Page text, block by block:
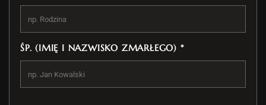
ŚP. (IMIĘ I NAZWISKO ZMARŁEGO) *